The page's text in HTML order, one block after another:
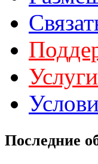
Последние